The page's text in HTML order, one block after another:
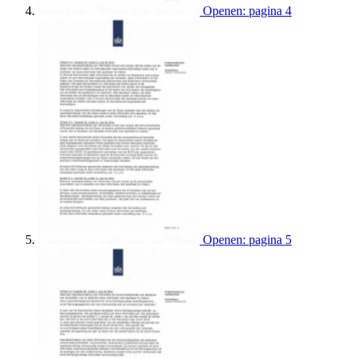
Openen: pagina 4
Openen: pagina 5